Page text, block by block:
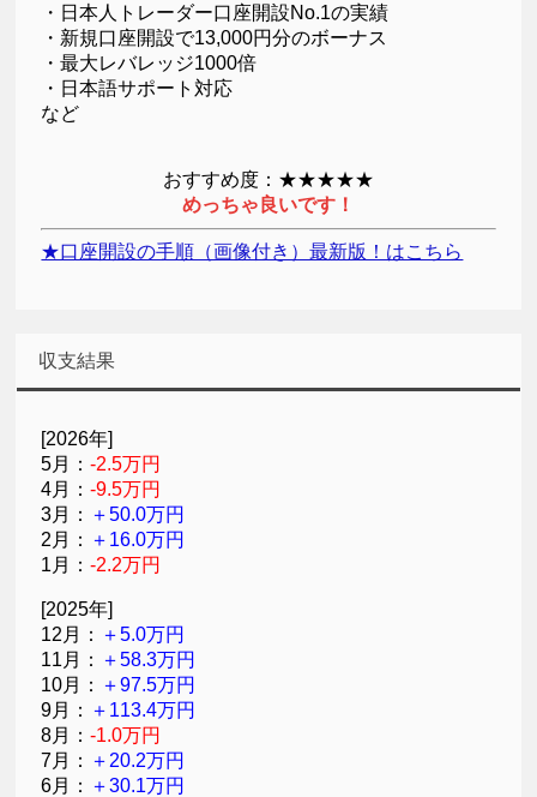
・日本人トレーダー口座開設No.1の実績
・新規口座開設で13,000円分のボーナス
・最大レバレッジ1000倍
・日本語サポート対応
など
おすすめ度：★★★★★
めっちゃ良いです！
★口座開設の手順（画像付き）最新版！はこちら
収支結果
[2026年]
5月：-2.5万円
4月：-9.5万円
3月： ＋50.0万円
2月： ＋16.0万円
1月：-2.2万円
[2025年]
12月： ＋5.0万円
11月： ＋58.3万円
10月： ＋97.5万円
9月： ＋113.4万円
8月：-1.0万円
7月： ＋20.2万円
6月： ＋30.1万円